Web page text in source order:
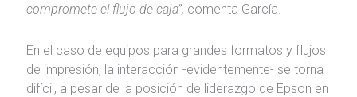
compromete el flujo de caja”, comenta García.
En el caso de equipos para grandes formatos y flujos
de impresión, la interacción -evidentemente- se torna
difícil, a pesar de la posición de liderazgo de Epson en